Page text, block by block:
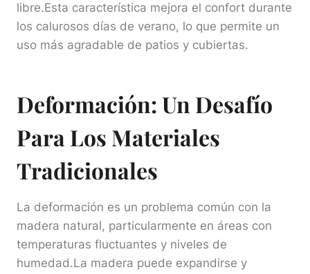
libre.Esta característica mejora el confort durante
los calurosos días de verano, lo que permite un
uso más agradable de patios y cubiertas.
Deformación: Un Desafío
Para Los Materiales
Tradicionales
La deformación es un problema común con la
madera natural, particularmente en áreas con
temperaturas fluctuantes y niveles de
humedad.La madera puede expandirse y